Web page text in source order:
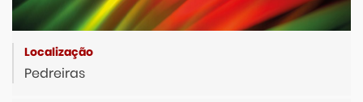
Pedreiras